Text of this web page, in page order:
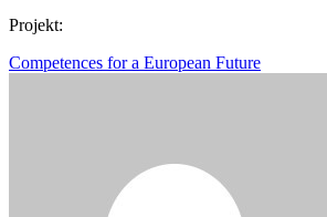
Projekt:
Competences for a European Future